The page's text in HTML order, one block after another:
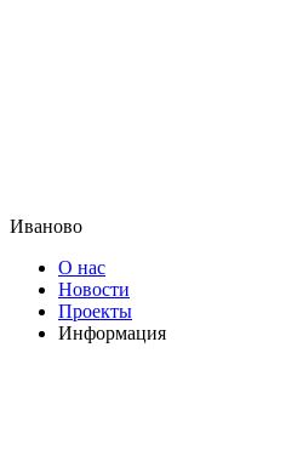
Иваново
О нас
Новости
Проекты
Информация